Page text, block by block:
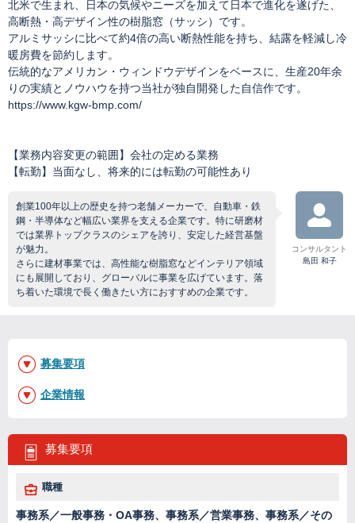
北米で生まれ、日本の気候やニーズを加えて日本で進化を遂げた、
高断熱・高デザイン性の樹脂窓（サッシ）です。
アルミサッシに比べて約4倍の高い断熱性能を持ち、結露を軽減し冷
暖房費を節約します。
伝統的なアメリカン・ウィンドウデザインをベースに、生産20年余
りの実績とノウハウを持つ当社が独自開発した自信作です。
https://www.kgw-bmp.com/
【業務内容変更の範囲】会社の定める業務
【転勤】当面なし、将来的には転勤の可能性あり
創業100年以上の歴史を持つ老舗メーカーで、自動車・鉄
鋼・半導体など幅広い業界を支える企業です。特に研磨材
では業界トップクラスのシェアを誇り、安定した経営基盤
が魅力。
さらに建材事業では、高性能な樹脂窓などインテリア領域
にも展開しており、グローバルに事業を広げています。落
ち着いた環境で長く働きたい方におすすめの企業です。
コンサルタント
島田 和子
募集要項
職種
事務系／一般事務・OA事務、事務系／営業事務、事務系／その
募集要項
企業情報